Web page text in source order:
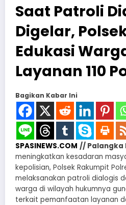
Saat Patroli
Digelar,
Edukasi
Layanan 110
Bagikan Kabar Ini
SPASINEWS.COM // Palangka
meningkatkan kesadaran
kepolisian, Polsek Rakumpit
melaksanakan patroli dialogis
warga di wilayah hukumnya
terkait pemanfaatan layanan